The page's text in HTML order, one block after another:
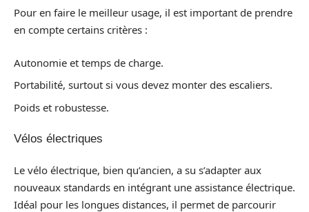
Pour en faire le meilleur usage, il est important de prendre
en compte certains critères :
Autonomie et temps de charge.
Portabilité, surtout si vous devez monter des escaliers.
Poids et robustesse.
Vélos électriques
Le vélo électrique, bien qu’ancien, a su s’adapter aux
nouveaux standards en intégrant une assistance électrique.
Idéal pour les longues distances, il permet de parcourir